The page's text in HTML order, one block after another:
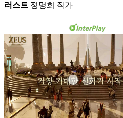
러스트 정명희 작가